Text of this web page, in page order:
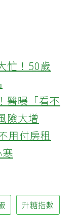
忙！50歲
醫曝「看不
險大增
用付房租
升糖指數